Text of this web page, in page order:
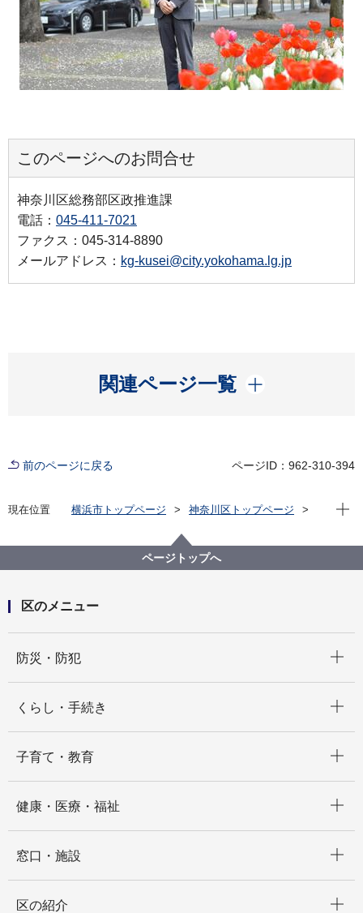
このページへのお問合せ
神奈川区総務部区政推進課
電話： 045-411-7021
ファクス：045-314-8890
メールアドレス： kg-kusei@city.yokohama.lg.jp
関連ページ一覧
開く
前のページに戻る ページID：962-310-394
現在位置 横浜市トップページ
神奈川区トップページ
区長瓦版（令和６年度）
現在
ページトップへ
区のメニュー
防災・防犯
くらし・手続き
子育て・教育
健康・医療・福祉
窓口・施設
区の紹介